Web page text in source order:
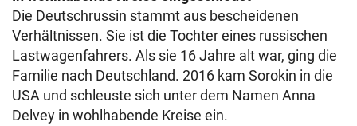
Die Deutschrussin stammt aus bescheidenen
Verhältnissen. Sie ist die Tochter eines russischen
Lastwagenfahrers. Als sie 16 Jahre alt war, ging die
Familie nach Deutschland. 2016 kam Sorokin in die
USA und schleuste sich unter dem Namen Anna
Delvey in wohlhabende Kreise ein.